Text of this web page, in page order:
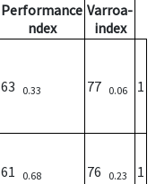
Performance
ndex
Varroa-
index
63 0.33 77 0.06 1
61 0.68 76 0.23 1